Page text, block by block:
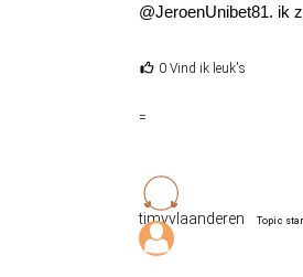
@JeroenUnibet81. ik
0 Vind ik leuk's
=
timvvlaanderen Topic